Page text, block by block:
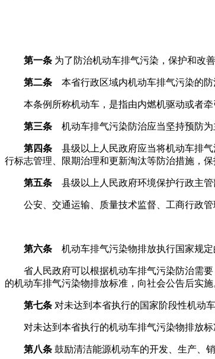
第一条 为了防治机动车排气污染，保护和改
第二条 本省行政区域内机动车排气污染的防
本条例所称机动车，是指由内燃机驱动或者牵
第三条 机动车排气污染防治应当坚持预防为
第四条 县级以上人民政府应当将机动车排气
行标志管理、限期治理和更新淘汰等防治措施，保
第五条 县级以上人民政府环境保护行政主管
公安、交通运输、质量技术监督、工商行政管
第六条 机动车排气污染物排放执行国家规定
省人民政府可以根据机动车排气污染防治需要
的机动车排气污染物排放标准，向社会公告后实施
第七条 对未达到本省执行的国家阶段性机动
对未达到本省执行的机动车排气污染物排放标
第八条 鼓励清洁能源机动车的开发、生产、销